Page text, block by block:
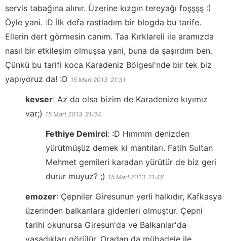
servis tabağına alınır. Üzerine kızgın tereyağı foşşşş :)
Öyle yani. :D İlk defa rastladım bir blogda bu tarife.
Ellerin dert görmesin canım. Taa Kırklareli ile aramızda
nasıl bir etkileşim olmuşsa yani, buna da şaşırdım ben.
Çünkü bu tarifi koca Karadeniz Bölgesi'nde bir tek biz
yapıyoruz da! :D 15 Mart 2013 21:31
kevser: Az da olsa bizim de Karadenize kıyımız
var;) 15 Mart 2013 21:34
Fethiye Demirci: :D Hımmm denizden
yürütmüşüz demek ki mantıları. Fatih Sultan
Mehmet gemileri karadan yürütür de biz geri
durur muyuz? ;) 15 Mart 2013 21:48
emozer: Çepniler Giresunun yerli halkıdır, Kafkasya
üzerinden balkanlara gidenleri olmuştur. Çepni
tarihi okunursa Giresun'da ve Balkanlar'da
yaşadıkları görülür. Oradan da mübadele ile